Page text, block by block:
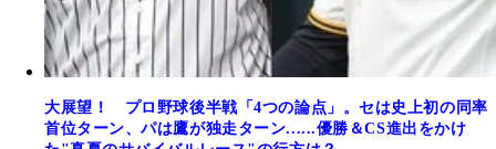
大展望！ プロ野球後半戦「4つの論点」。セは史上初の同率
首位ターン、パは鷹が独走ターン......優勝＆CS進出をかけ